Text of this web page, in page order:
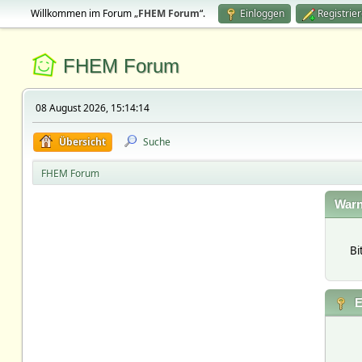
Willkommen im Forum „FHEM Forum“. Einloggen
FHEM Forum
08 August 2026, 15:14:14
Übersicht Suche
FHEM Forum